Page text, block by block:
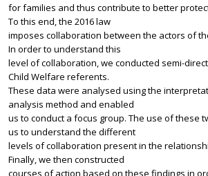
for families and thus contribute to better
To this end, the 2016 law
imposes collaboration between the actors of
In order to understand this
level of collaboration, we conducted semi-
Child Welfare referents.
These data were analysed using the
analysis method and enabled
us to conduct a focus group. The use of these
us to understand the different
levels of collaboration present in the
Finally, we then constructed
courses of action based on these findings in